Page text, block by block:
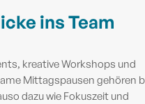
ins Team
kreative Workshops und
Mittagspausen gehören
dazu wie Fokuszeit und